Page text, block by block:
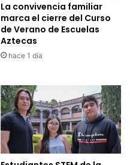
La convivencia familiar
marca el cierre del Curso
de Verano de Escuelas
Aztecas
hace 1 día